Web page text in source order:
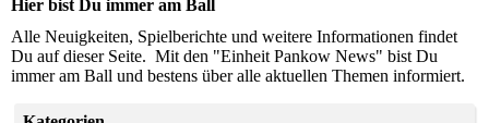
Hier bist Du immer am Ball
Alle Neuigkeiten, Spielberichte und weitere Informationen findet
Du auf dieser Seite. Mit den "Einheit Pankow News" bist Du
immer am Ball und bestens über alle aktuellen Themen informiert.